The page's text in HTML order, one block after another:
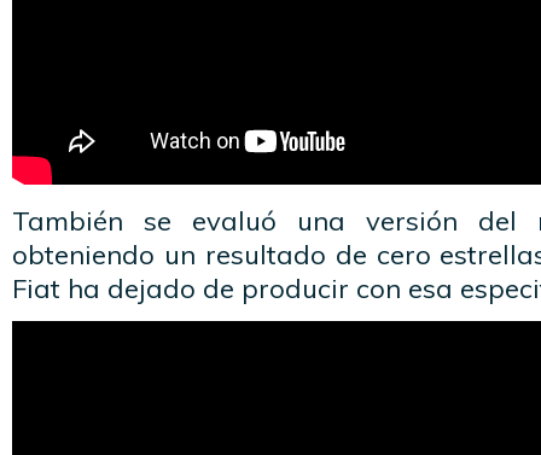
También se evaluó una versión del
obteniendo un resultado de cero
Fiat ha dejado de producir con esa